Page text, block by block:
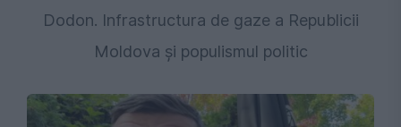
Dodon. Infrastructura de gaze a Republicii
Moldova și populismul politic